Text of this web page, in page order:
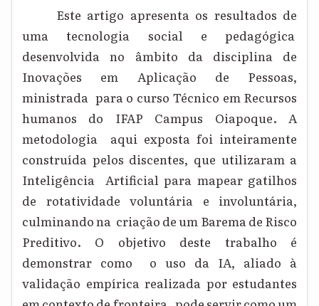
Este artigo apresenta os resultados de
uma tecnologia social e pedagógica
desenvolvida no âmbito da disciplina de
Inovações em Aplicação de Pessoas,
ministrada para o curso Técnico em Recursos
humanos do IFAP Campus Oiapoque. A
metodologia aqui exposta foi inteiramente
construída pelos discentes, que utilizaram a
Inteligência Artificial para mapear gatilhos
de rotatividade voluntária e involuntária,
culminando na criação de um Barema de Risco
Preditivo. O objetivo deste trabalho é
demonstrar como o uso da IA, aliado à
validação empírica realizada por estudantes